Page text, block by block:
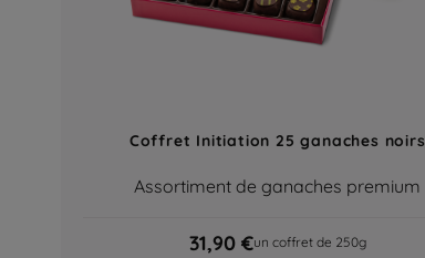
Coffret Initiation 25 ganaches noirs
Assortiment de ganaches premium
31,90 €un coffret de 250g